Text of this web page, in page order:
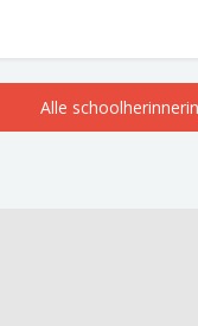
Alle